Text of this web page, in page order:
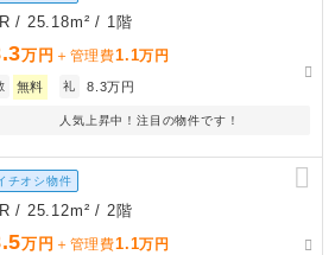
/ 25.18m² / 1階
万円 ＋管理費1.1万円
無料 礼 8.3万円
人気上昇中！注目の物件です！
チオシ物件
/ 25.12m² / 2階
万円 ＋管理費1.1万円